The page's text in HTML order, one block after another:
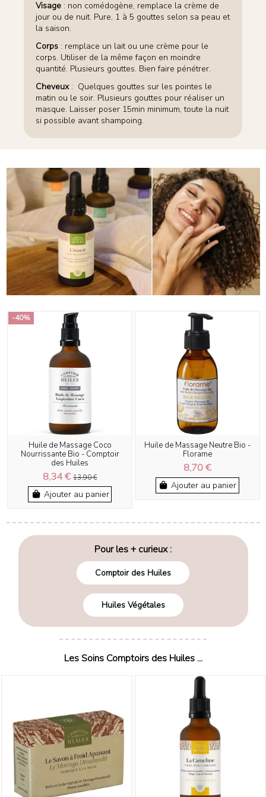
Visage : non comédogène, remplace la crème de
jour ou de nuit. Pure, 1 à 5 gouttes selon sa peau et
la saison.
Corps : remplace un lait ou une crème pour le
corps. Utiliser de la même façon en moindre
quantité. Plusieurs gouttes. Bien faire pénétrer.
Cheveux: Quelques gouttes sur les pointes le
matin ou le soir. Plusieurs gouttes pour réaliser un
masque. Laisser poser 15min minimum, toute la nuit
si possible avant shampoing.
-40%
Huile de Massage Coco
Nourrissante Bio - Comptoir
des Huiles
8,34 € 13,90 €
Ajouter au panier
Huile de Massage Neutre Bio -
Florame
8,70 €
Ajouter au panier
Pour les + curieux :
Comptoir des Huiles
Huiles Végétales
Les Soins Comptoirs des Huiles ...
Bientôt Disponible